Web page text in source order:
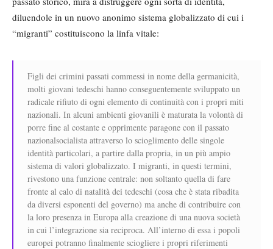
diluendole in un nuovo anonimo sistema globalizzato di cui i
“migranti” costituiscono la linfa vitale:
Figli dei crimini passati commessi in nome della germanicità,
molti giovani tedeschi hanno conseguentemente sviluppato un
radicale rifiuto di ogni elemento di continuità con i propri miti
nazionali. In alcuni ambienti giovanili è maturata la volontà di
porre fine al costante e opprimente paragone con il passato
nazionalsocialista attraverso lo scioglimento delle singole
identità particolari, a partire dalla propria, in un più ampio
sistema di valori globalizzato. I migranti, in questi termini,
rivestono una funzione centrale: non soltanto quella di fare
fronte al calo di natalità dei tedeschi (cosa che è stata ribadita
da diversi esponenti del governo) ma anche di contribuire con
la loro presenza in Europa alla creazione di una nuova società
in cui l’integrazione sia reciproca. All’interno di essa i popoli
europei potranno finalmente sciogliere i propri riferimenti